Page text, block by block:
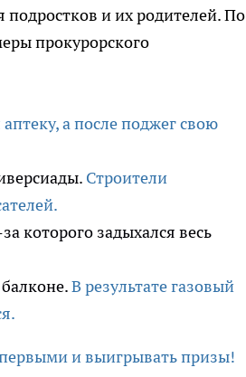
подростков и их родителей. По
прокурорского
а после поджег свою
Строители
которого задыхался весь
В результате газовый
и выигрывать призы!